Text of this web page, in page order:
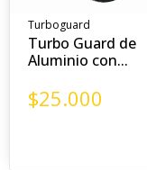
Turboguard
Turbo Guard de
Aluminio con...
$25.000